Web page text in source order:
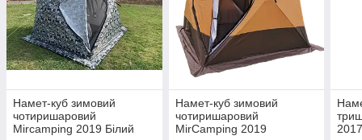
Намет-куб зимовий
чотиришаровий
Mircamping 2019 Білий
Намет-куб зимовий
чотиришаровий
MirCamping 2019